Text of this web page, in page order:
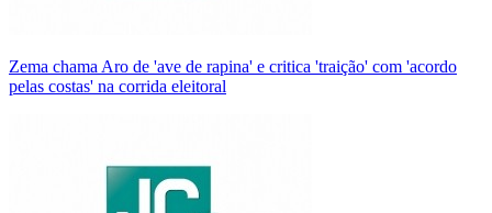
Zema chama Aro de 'ave de rapina' e critica 'traição' com 'acordo
pelas costas' na corrida eleitoral